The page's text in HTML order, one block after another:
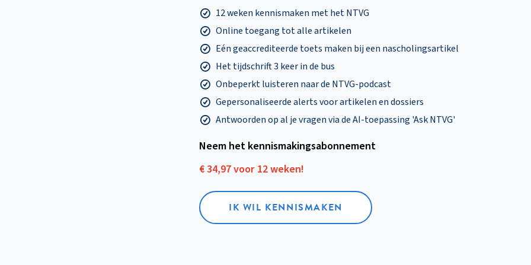
12 weken kennismaken met het NTVG
Online toegang tot alle artikelen
Eén geaccrediteerde toets maken bij een nascholingsartikel
Het tijdschrift 3 keer in de bus
Onbeperkt luisteren naar de NTVG-podcast
Gepersonaliseerde alerts voor artikelen en dossiers
Antwoorden op al je vragen via de AI-toepassing 'Ask NTVG'
Neem het kennismakings­abonnement
€ 34,97 voor 12 weken!
IK WIL KENNISMAKEN